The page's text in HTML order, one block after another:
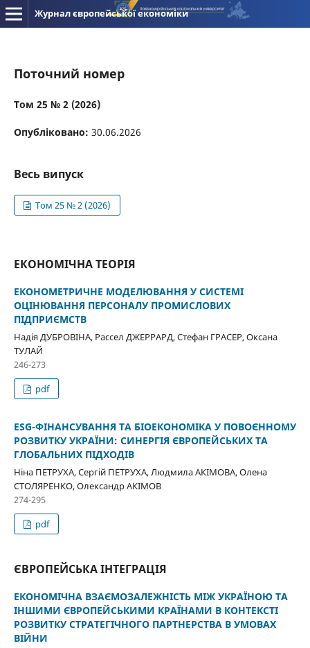
Журнал європейської економіки
Поточний номер
Том 25 № 2 (2026)
Опубліковано: 30.06.2026
Весь випуск
Том 25 № 2 (2026)
ЕКОНОМІЧНА ТЕОРІЯ
ЕКОНОМЕТРИЧНЕ МОДЕЛЮВАННЯ У СИСТЕМІ
ОЦІНЮВАННЯ ПЕРСОНАЛУ ПРОМИСЛОВИХ
ПІДПРИЄМСТВ
Надія ДУБРОВІНА, Рассел ДЖЕРРАРД, Стефан ГРАСЕР, Оксана
ТУЛАЙ
246-273
pdf
ESG-ФІНАНСУВАННЯ ТА БІОЕКОНОМІКА У ПОВОЄННОМУ
РОЗВИТКУ УКРАЇНИ: СИНЕРГІЯ ЄВРОПЕЙСЬКИХ ТА
ГЛОБАЛЬНИХ ПІДХОДІВ
Ніна ПЕТРУХА, Сергій ПЕТРУХА, Людмила АКІМОВА, Олена
СТОЛЯРЕНКО, Олександр АКІМОВ
274-295
pdf
ЄВРОПЕЙСЬКА ІНТЕГРАЦІЯ
ЕКОНОМІЧНА ВЗАЄМОЗАЛЕЖНІСТЬ МІЖ УКРАЇНОЮ ТА
ІНШИМИ ЄВРОПЕЙСЬКИМИ КРАЇНАМИ В КОНТЕКСТІ
РОЗВИТКУ СТРАТЕГІЧНОГО ПАРТНЕРСТВА В УМОВАХ
ВІЙНИ